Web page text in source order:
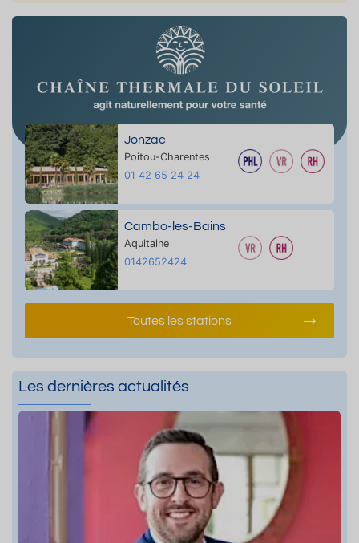
Jonzac
Poitou-Charentes
01 42 65 24 24
Cambo-les-Bains
Aquitaine
0142652424
Toutes les stations
Les dernières actualités